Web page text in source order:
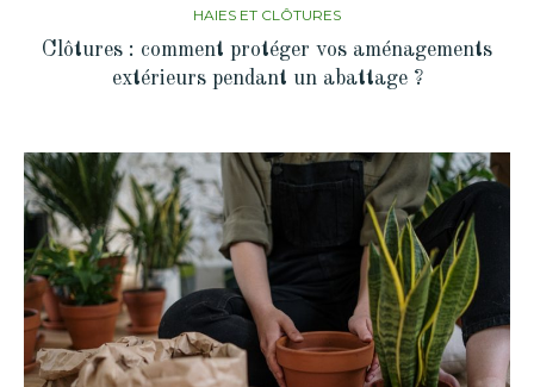
HAIES ET CLÔTURES
Clôtures : comment protéger vos aménagements
extérieurs pendant un abattage ?